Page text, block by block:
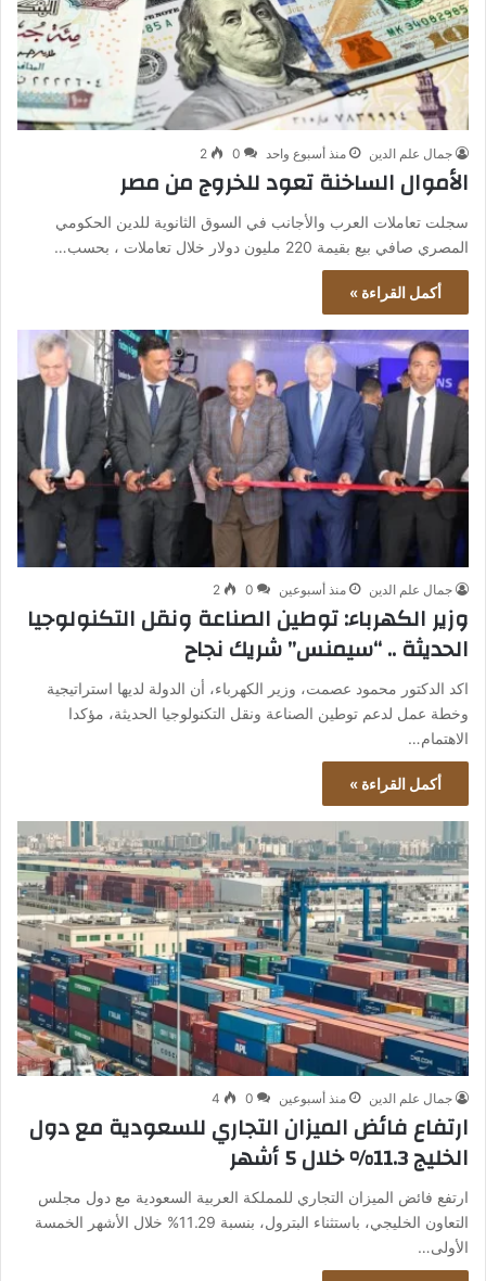
جمال علم الدين منذ أسبوع واحد 0
2
الأموال الساخنة تعود للخروج من مصر
سجلت تعاملات العرب والأجانب في السوق الثانوية للدين الحكومي
المصري صافي بيع بقيمة 220 مليون دولار خلال تعاملات ، بحسب…
أكمل القراءة »
جمال علم الدين منذ أسبوعين 0
2
وزير الكهرباء: توطين الصناعة ونقل التكنولوجيا
الحديثة .. “سيمنس” شريك نجاح
اكد الدكتور محمود عصمت، وزير الكهرباء، أن الدولة لديها استراتيجية
وخطة عمل لدعم توطين الصناعة ونقل التكنولوجيا الحديثة، مؤكدا
الاهتمام…
أكمل القراءة »
جمال علم الدين منذ أسبوعين 0
4
ارتفاع فائض الميزان التجاري للسعودية مع دول
الخليج 11.3% خلال 5 أشهر
ارتفع فائض الميزان التجاري للمملكة العربية السعودية مع دول مجلس
التعاون الخليجي، باستثناء البترول، بنسبة 11.29% خلال الأشهر الخمسة
الأولى…